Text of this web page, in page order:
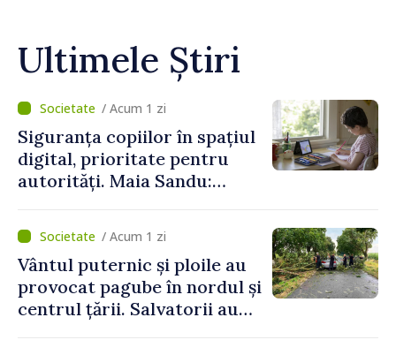
Ultimele Știri
/ Acum 1 zi
Siguranța copiilor în spațiul
digital, prioritate pentru
autorități. Maia Sandu:
mecanisme care să-i
protejeze”/ Acum 1 zi
Vântul puternic și ploile au
provocat pagube în nordul și
centrul țării. Salvatorii au